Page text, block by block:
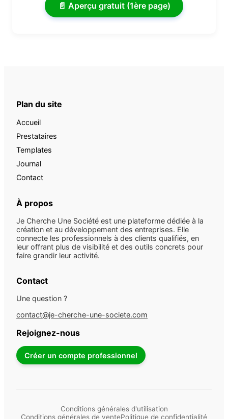
📄 Aperçu gratuit (1ère page)
Plan du site
Accueil
Prestataires
Templates
Journal
Contact
À propos
Je Cherche Une Société est une plateforme dédiée à la
création et au développement des entreprises. Elle
connecte les professionnels à des clients qualifiés, en
leur offrant plus de visibilité et des outils concrets pour
faire grandir leur activité.
Contact
Une question ?
contact@je-cherche-une-societe.com
Rejoignez-nous
Créer un compte professionnel
Conditions générales d'utilisation
Conditions générales de ventePolitique de confidentialité